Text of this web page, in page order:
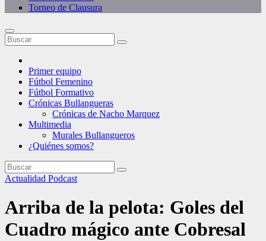
Torneo de Clausura
Primer equipo
Fútbol Femenino
Fútbol Formativo
Crónicas Bullangueras
Crónicas de Nacho Marquez
Multimedia
Murales Bullangueros
¿Quiénes somos?
Actualidad Podcast
Arriba de la pelota: Goles del
Cuadro mágico ante Cobresal